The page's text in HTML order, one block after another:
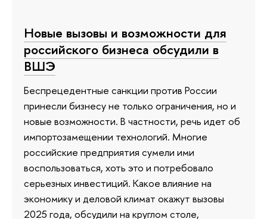
Новые вызовы и возможности для
российского бизнеса обсудили в
ВШЭ
Беспрецедентные санкции против России
принесли бизнесу не только ограничения, но и
новые возможности. В частности, речь идет об
импортозамещении технологий. Многие
российские предприятия сумели ими
воспользоваться, хоть это и потребовало
серьезных инвестиций. Какое влияние на
экономику и деловой климат окажут вызовы
2025 года, обсудили на круглом столе,